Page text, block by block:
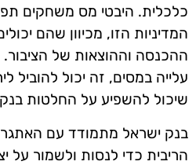
כלכלית. היבטי מס משחקים
המדיניות הזו, מכיוון שהם
ההכנסה וההוצאות של
עלייה במסים, זה יכול להוביל
שיכול להשפיע על החלטות בנק
בנק ישראל מתמודד עם
הריבית כדי לנסות ולשמור על